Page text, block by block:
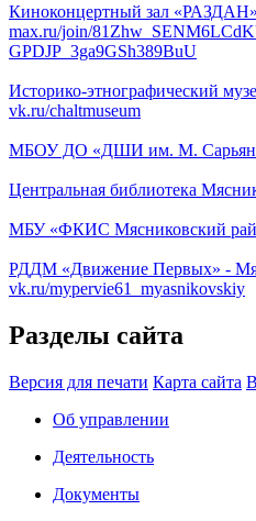
Киноконцертный зал «РАЗДАН»
max.ru/join/
GPDJP_3ga9GSh389BuU
Историко-этнографический
vk.ru/chaltmuseum
МБОУ ДО «ДШИ им. М.
Центральная библиотека
МБУ «ФКИС Мясниковский
РДДМ «Движение Первых» -
vk.ru/mypervie61_myasnikovskiy
Разделы сайта
Версия для печати Карта сайта
Об управлении
Деятельность
Документы